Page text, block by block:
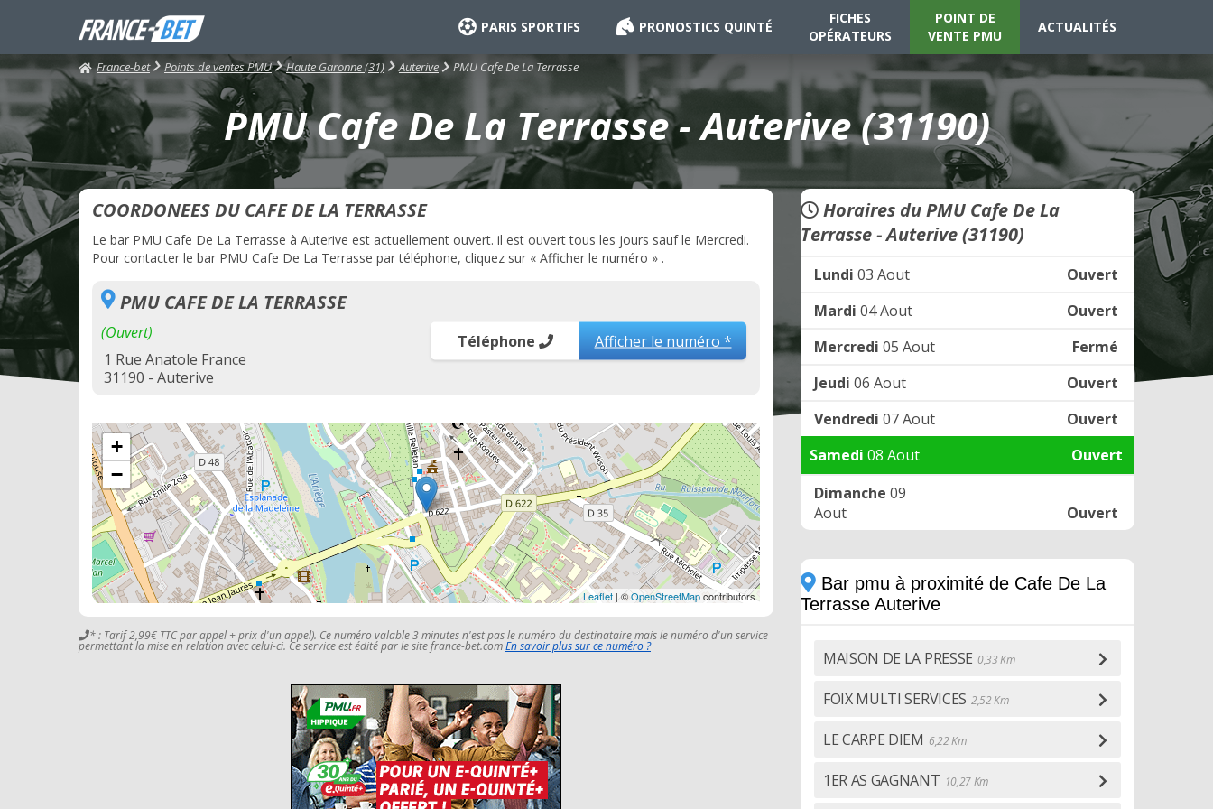
PARIS SPORTIFS PRONOSTICS QUINTÉ
FICHES
OPÉRATEURS
POINT DE
VENTE PMU
ACTUALITÉS
France-bet Points de ventes PMU Haute Garonne (31) Auterive PMU Cafe De La Terrasse
PMU Cafe De La Terrasse - Auterive (31190)
COORDONEES DU CAFE DE LA TERRASSE
Le bar PMU Cafe De La Terrasse à Auterive est actuellement ouvert. il est ouvert tous les jours sauf le Mercredi.
Pour contacter le bar PMU Cafe De La Terrasse par téléphone, cliquez sur « Afficher le numéro » .
PMU CAFE DE LA TERRASSE
(Ouvert)
1 Rue Anatole France
31190 - Auterive
Téléphone Afficher le numéro *
+
−
Leaflet | ©OpenStreetMapcontributors
* : Tarif 2,99€ TTC par appel + prix d'un appel). Ce numéro valable 3 minutes n'est pas le numéro du destinataire mais le numéro d'un service
permettant la mise en relation avec celui-ci. Ce service est édité par le site france-bet.comEn savoir plus sur ce numéro ?
Horaires du PMU Cafe De La
Terrasse - Auterive (31190)
Lundi 03 Aout
Ouvert
Mardi 04 Aout
Ouvert
Mercredi 05 Aout
Fermé
Jeudi 06 Aout
Ouvert
Vendredi 07 Aout
Ouvert
Samedi 08 Aout
Ouvert
Dimanche 09
Aout
Ouvert
Bar pmu à proximité de Cafe De La
Terrasse Auterive
MAISON DE LA PRESSE 0,33 Km
FOIX MULTI SERVICES 2,52 Km
LE CARPE DIEM 6,22 Km
1ER AS GAGNANT 10,27 Km